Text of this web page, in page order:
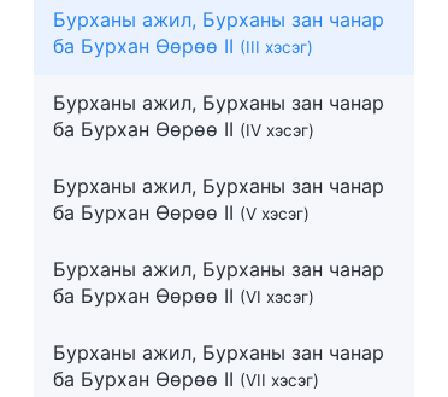
Бурханы ажил, Бурханы зан чанар
ба Бурхан Өөрөө II (III хэсэг)
Бурханы ажил, Бурханы зан чанар
ба Бурхан Өөрөө II (IV хэсэг)
Бурханы ажил, Бурханы зан чанар
ба Бурхан Өөрөө II (V хэсэг)
Бурханы ажил, Бурханы зан чанар
ба Бурхан Өөрөө II (VI хэсэг)
Бурханы ажил, Бурханы зан чанар
ба Бурхан Өөрөө II (VII хэсэг)